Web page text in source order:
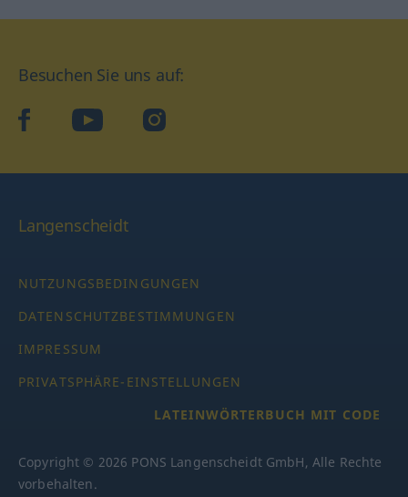
Besuchen Sie uns auf:
facebookYouTube Instagram
Langenscheidt
NUTZUNGSBEDINGUNGEN
DATENSCHUTZBESTIMMUNGEN
IMPRESSUM
PRIVATSPHÄRE-EINSTELLUNGEN
LATEINWÖRTERBUCH MIT CODE
Copyright © 2026 PONS Langenscheidt GmbH, Alle Rechte
vorbehalten.